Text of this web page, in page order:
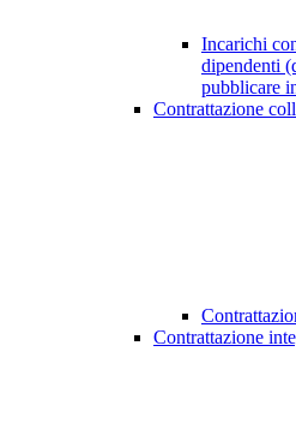
Incarichi
dipendenti
pubblicare
Contrattazione
Contrattazione